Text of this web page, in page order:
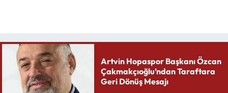
Artvin Hopaspor Başkanı Özcan
Çakmakçıoğlu’ndan Taraftara
Geri Dönüş Mesajı